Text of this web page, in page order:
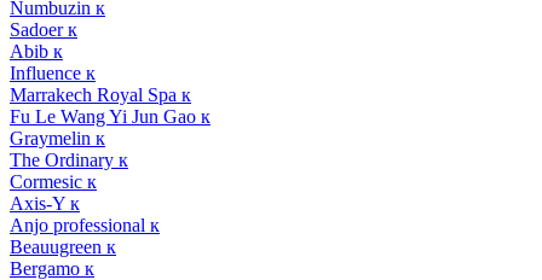
Numbuzin к
Sadoer к
Abib к
Influence к
Marrakech Royal Spa к
Fu Le Wang Yi Jun Gao к
Graymelin к
The Ordinary к
Cormesic к
Axis-Y к
Anjo professional к
Beauugreen к
Bergamo к